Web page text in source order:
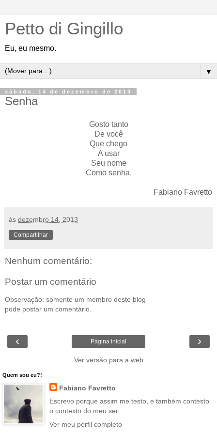
Petto di Gingillo
Eu, eu mesmo.
▼
sábado, 14 de dezembro de 2013
Senha
Gosto tanto
De você
Que chego
A usar
Seu nome
Como senha.
Fabiano Favretto
às dezembro 14, 2013
Compartilhar
Nenhum comentário:
Postar um comentário
Observação: somente um membro deste blog
pode postar um comentário.
‹ ›
Página inicial
Ver versão para a web
Quem sou eu?!
Fabiano Favretto
Escrevo porque assim me testo, e também contesto
o contexto do meu ser.
Ver meu perfil completo